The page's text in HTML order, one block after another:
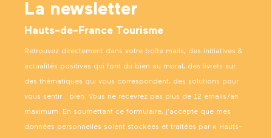
La newsletter
Hauts-de-France Tourisme
Retrouvez directement dans votre boîte mails, des initiatives &
actualités positives qui font du bien au moral, des livrets sur
des thématiques qui vous correspondent, des solutions pour
vous sentir… bien. Vous ne recevrez pas plus de 12 emails/an
maximum. En soumettant ce formulaire, j’accepte que mes
données personnelles soient stockées et traitées par « Hauts-